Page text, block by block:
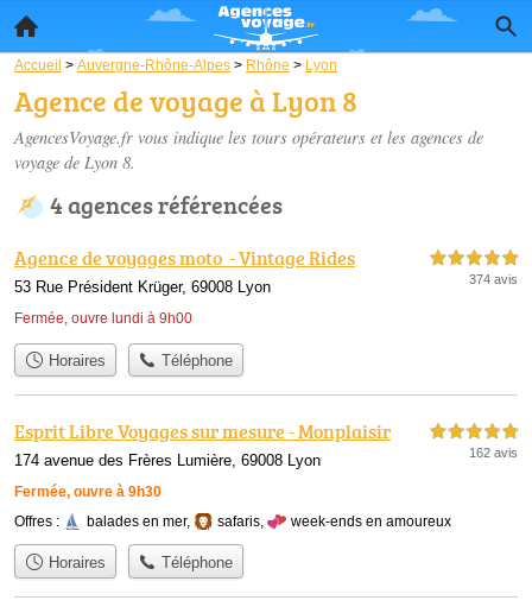
Accueil > Auvergne-Rhône-Alpes > Rhône > Lyon
Agence de voyage à Lyon 8
AgencesVoyage.fr vous indique les tours opérateurs et les agences de
voyage de Lyon 8.
4 agences référencées
Agence de voyages moto ️ - Vintage Rides
53 Rue Président Krüger, 69008 Lyon
Fermée, ouvre lundi à 9h00
5,0 étoiles sur 5
374 avis
Horaires Téléphone
Esprit Libre Voyages sur mesure - Monplaisir
174 avenue des Frères Lumière, 69008 Lyon
Fermée, ouvre à 9h30
5,0 étoiles sur 5
162 avis
Offres : balades en mer, safaris, week-ends en amoureux
Horaires Téléphone